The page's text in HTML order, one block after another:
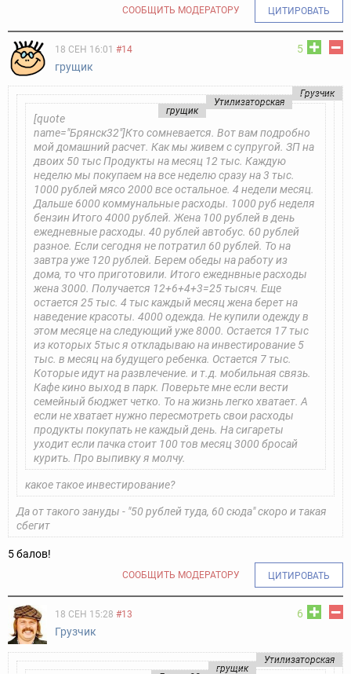
СООБЩИТЬ МОДЕРАТОРУ ЦИТИРОВАТЬ
5
18 СЕН 16:01 #14
грущик
Грузчик
Утилизаторская
грущик
[quote
name="Брянск32"]Кто сомневается. Вот вам подробно
мой домашний расчет. Как мы живем с супругой. ЗП на
двоих 50 тыс Продукты на месяц 12 тыс. Каждую
неделю мы покупаем на все неделю сразу на 3 тыс.
1000 рублей мясо 2000 все остальное. 4 недели месяц.
Дальше 6000 коммунальные расходы. 1000 руб неделя
бензин Итого 4000 рублей. Жена 100 рублей в день
ежедневные расходы. 40 рублей автобус. 60 рублей
разное. Если сегодня не потратил 60 рублей. То на
завтра уже 120 рублей. Берем обеды на работу из
дома, то что приготовили. Итого ежеднвные расходы
жена 3000. Получается 12+6+4+3=25 тысяч. Еще
остается 25 тыс. 4 тыс каждый месяц жена берет на
наведение красоты. 4000 одежда. Не купили одежду в
этом месяце на следующий уже 8000. Остается 17 тыс
из которых 5тыс я откладываю на инвестирование 5
тыс. в месяц на будущего ребенка. Остается 7 тыс.
Которые идут на развлечение. и т.д. мобильная связь.
Кафе кино выход в парк. Поверьте мне если вести
семейный бюджет четко. То на жизнь легко хватает. А
если не хватает нужно пересмотреть свои расходы
продукты покупать не каждый день. На сигареты
уходит если пачка стоит 100 тов месяц 3000 бросай
курить. Про выпивку я молчу.
какое такое инвестирование?
Да от такого зануды - "50 рублей туда, 60 сюда" скоро и такая
сбегит
5 балов!
СООБЩИТЬ МОДЕРАТОРУ ЦИТИРОВАТЬ
6
18 СЕН 15:28 #13
Грузчик
Утилизаторская
грущик